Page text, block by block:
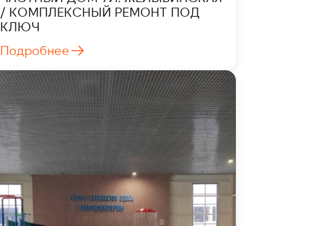
/ КОМПЛЕКСНЫЙ РЕМОНТ ПОД
КЛЮЧ
Подробнее